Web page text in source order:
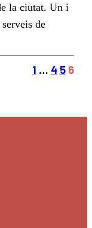
la ciutat. Un i
de
1 … 4 5 6